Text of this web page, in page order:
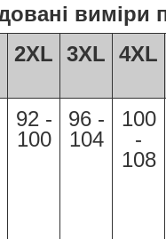
виміри
2XL 3XL 4XL
92 -
100
96 -
104
100
-
108